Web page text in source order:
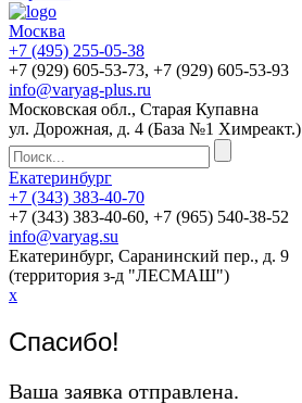
Москва
+7 (495) 255-05-38
+7 (929) 605-53-73, +7 (929) 605-53-93
info@varyag-plus.ru
Московская обл., Старая Купавна
ул. Дорожная, д. 4 (База №1 Химреакт.)
Екатеринбург
+7 (343) 383-40-70
+7 (343) 383-40-60, +7 (965) 540-38-52
info@varyag.su
Екатеринбург, Саранинский пер., д. 9
(территория з-д "ЛЕСМАШ")
x
Спасибо!
Ваша заявка отправлена.